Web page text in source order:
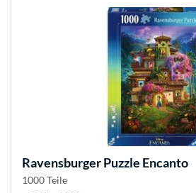
RavensburgerPuzzle Encanto
1000 Teile